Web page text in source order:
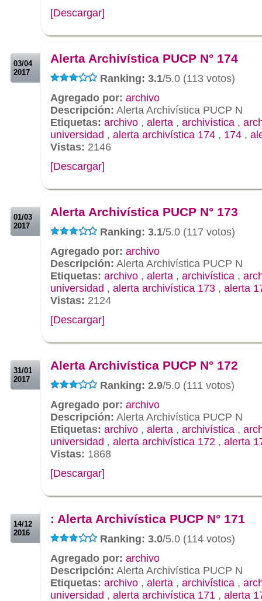
[Descargar]
03/04
2017
Alerta Archivística PUCP N° 174
Ranking: 3.1/5.0 (113 votos)
Agregado por: archivo
Descripción: Alerta Archivística PUCP N
Etiquetas: archivo , alerta , archivística ,
universidad , alerta archivística 174 , 174 ,
Vistas: 2146
[Descargar]
01/03
2017
Alerta Archivística PUCP N° 173
Ranking: 3.1/5.0 (117 votos)
Agregado por: archivo
Descripción: Alerta Archivística PUCP N
Etiquetas: archivo , alerta , archivística ,
universidad , alerta archivística 173 , alerta
Vistas: 2124
[Descargar]
31/01
2017
Alerta Archivística PUCP N° 172
Ranking: 2.9/5.0 (111 votos)
Agregado por: archivo
Descripción: Alerta Archivística PUCP N
Etiquetas: archivo , alerta , archivística ,
universidad , alerta archivística 172 , alerta
Vistas: 1868
[Descargar]
14/12
2016
: Alerta Archivística PUCP N° 171
Ranking: 3.0/5.0 (114 votos)
Agregado por: archivo
Descripción: Alerta Archivística PUCP N
Etiquetas: archivo , alerta , archivística ,
universidad , alerta archivística 171 , alerta